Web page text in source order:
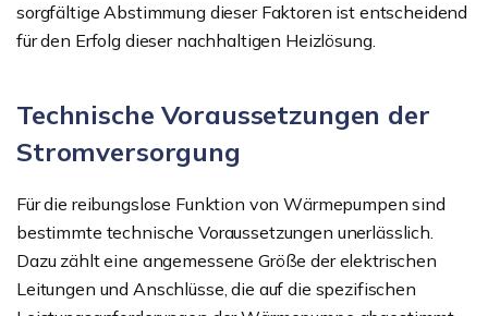
sorgfältige Abstimmung dieser Faktoren ist entscheidend
für den Erfolg dieser nachhaltigen Heizlösung.
Technische Voraussetzungen der
Stromversorgung
Für die reibungslose Funktion von Wärmepumpen sind
bestimmte technische Voraussetzungen unerlässlich.
Dazu zählt eine angemessene Größe der elektrischen
Leitungen und Anschlüsse, die auf die spezifischen